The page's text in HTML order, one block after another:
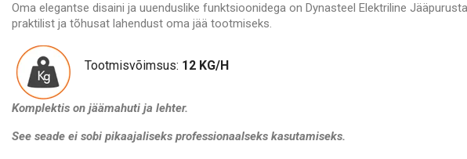
Oma elegantse disaini ja uuenduslike funktsioonidega on Dynasteel Elektriline
praktilist ja tõhusat lahendust oma jää tootmiseks.
Tootmisvõimsus: 12 KG/H
Komplektis on jäämahuti ja lehter.
See seade ei sobi pikaajaliseks professionaalseks kasutamiseks.